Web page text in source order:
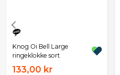
Knog Oi Bell Large
ringeklokke sort
133,00 kr